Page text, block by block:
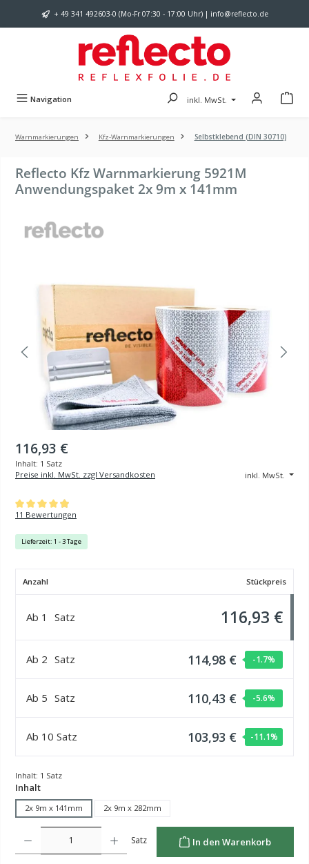
Zum Hauptinhalt springen
+ 49 341 492603-0 (Mo-Fr 07:30 - 17:00 Uhr) | info@reflecto.de
Navigation inkl. MwSt.
Warnmarkierungen Kfz-Warnmarkierungen Selbstklebend (DIN 30710)
Reflecto Kfz Warnmarkierung 5921M
Anwendungspaket 2x 9m x 141mm
116,93 €
Inhalt: 1 Satz
inkl. MwSt.
Preise inkl. MwSt. zzgl Versandkosten
Durchschnittliche Bewertung von 4.91 von 5 Sternen
11 Bewertungen
Lieferzeit: 1 - 3 Tage
Anzahl Stückpreis
Ab 1 Satz 116,93 €
Ab 2 Satz 114,98 € -1.7%
Ab 5 Satz 110,43 € -5.6%
Ab 10 Satz 103,93 € -11.1%
Inhalt: 1 Satz
Inhaltauswählen
2x 9m x 141mm 2x 9m x 282mm
Produkt Anzahl: Gib den gewünschten Wert ein oder benutze die Schaltflächen um die Anzahl
Satz In den Warenkorb